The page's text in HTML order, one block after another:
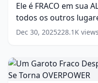
(13
words)
sua
ALDEIA,
mas
INVENCÍVEL
todos
os
outros
Ele é FRACO em sua
todos os outros
Dec 30, 2025228.1K views
Um
Garoto
Fraco